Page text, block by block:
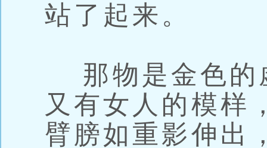
站了起来。
那物是金色的
又有女人的模样
臂膀如重影伸出